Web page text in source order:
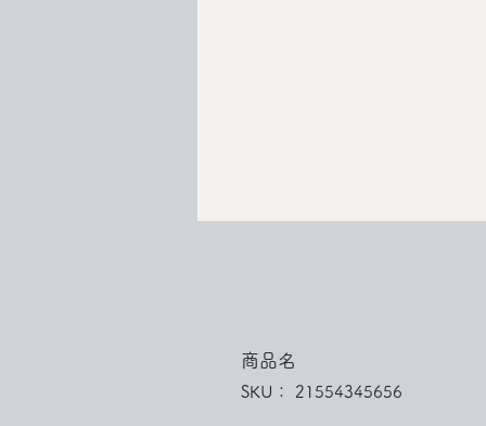
商品名
SKU： 21554345656